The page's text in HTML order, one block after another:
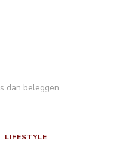
dan beleggen
LIFESTYLE